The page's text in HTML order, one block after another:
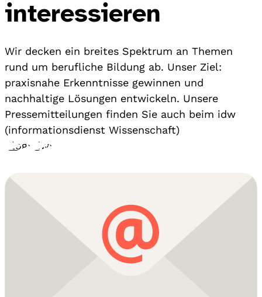
interessieren
Wir decken ein breites Spektrum an Themen
rund um berufliche Bildung ab. Unser Ziel:
praxisnahe Erkenntnisse gewinnen und
nachhaltige Lösungen entwickeln. Unsere
Pressemitteilungen finden Sie auch beim idw
(informationsdienst Wissenschaft)
Blog› idw›